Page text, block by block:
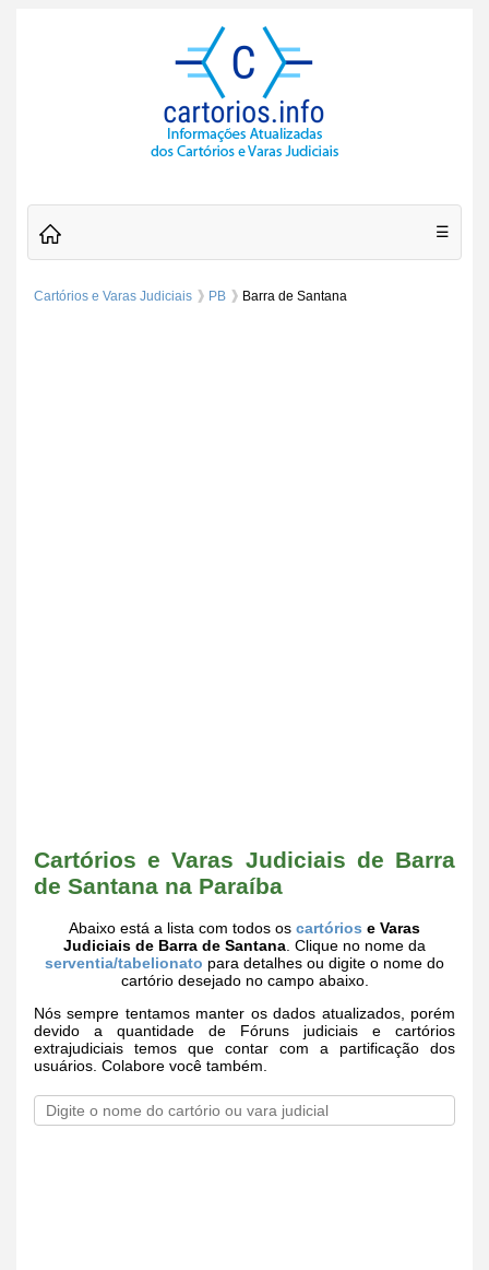
☰
Cartórios e Varas Judiciais PB Barra de Santana
Cartórios e Varas Judiciais de Barra
de Santana na Paraíba
Abaixo está a lista com todos os cartórios e Varas
Judiciais de Barra de Santana . Clique no nome da
serventia/tabelionato para detalhes ou digite o nome do
cartório desejado no campo abaixo.
Nós sempre tentamos manter os dados atualizados, porém
devido a quantidade de Fóruns judiciais e cartórios
extrajudiciais temos que contar com a partificação dos
usuários. Colabore você também.